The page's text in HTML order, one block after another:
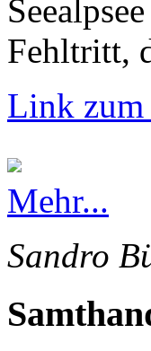
Fehltritt,
Link zum
Mehr...
Sandro